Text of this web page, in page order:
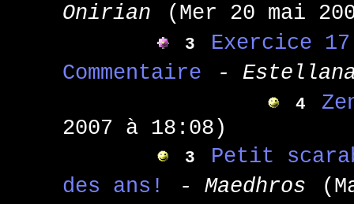
Onirian
(Mer 20 mai
3
Exercice
Commentaire
-
4
2007 à 18:08)
3
Petit
des ans!
- Maedhros